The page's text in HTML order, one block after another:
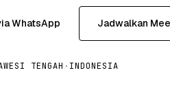
WhatsApp Jadwalkan
TENGAH · INDONESIA